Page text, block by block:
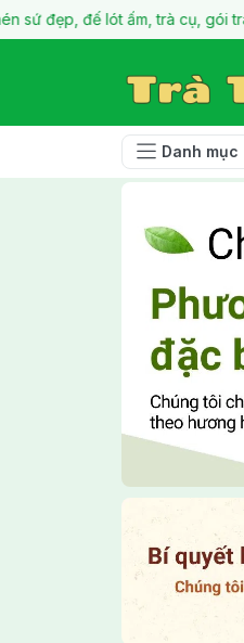
lót ấm, trà cụ, gói trà ngon v.v...
Danh mục